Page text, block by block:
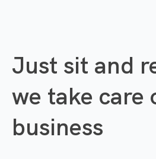
Just sit and
we take care
business